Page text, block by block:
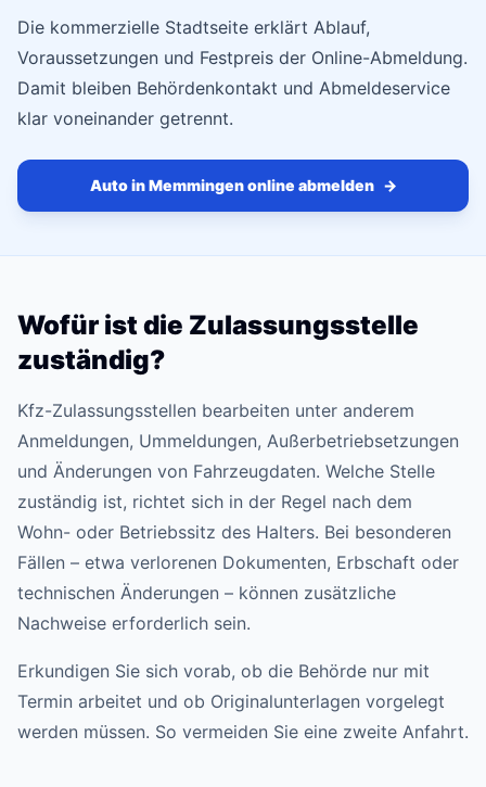
Die kommerzielle Stadtseite erklärt Ablauf,
Voraussetzungen und Festpreis der Online-Abmeldung.
Damit bleiben Behördenkontakt und Abmeldeservice
klar voneinander getrennt.
Auto in Memmingen online abmelden →
Wofür ist die Zulassungsstelle
zuständig?
Kfz-Zulassungsstellen bearbeiten unter anderem
Anmeldungen, Ummeldungen, Außerbetriebsetzungen
und Änderungen von Fahrzeugdaten. Welche Stelle
zuständig ist, richtet sich in der Regel nach dem
Wohn- oder Betriebssitz des Halters. Bei besonderen
Fällen – etwa verlorenen Dokumenten, Erbschaft oder
technischen Änderungen – können zusätzliche
Nachweise erforderlich sein.
Erkundigen Sie sich vorab, ob die Behörde nur mit
Termin arbeitet und ob Originalunterlagen vorgelegt
werden müssen. So vermeiden Sie eine zweite Anfahrt.